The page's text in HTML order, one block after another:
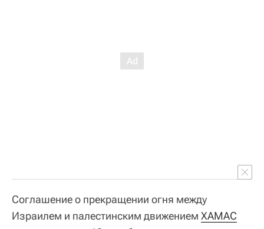
Соглашение о прекращении огня между
Израилем и палестинским движением ХАМАС